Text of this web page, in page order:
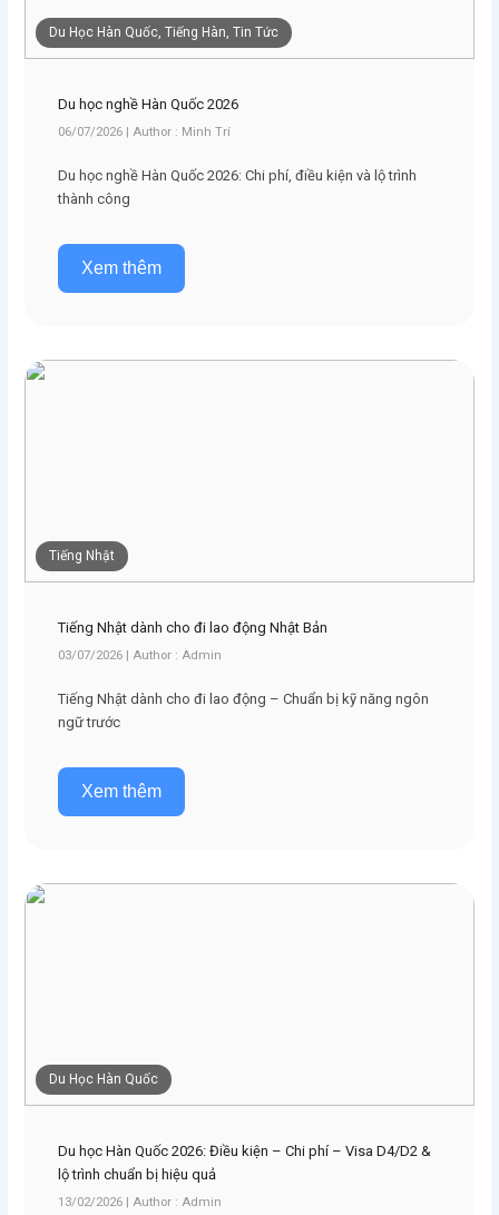
Du Học Hàn Quốc, Tiếng Hàn, Tin Tức
Du học nghề Hàn Quốc 2026
06/07/2026 | Author : Minh Trí
Du học nghề Hàn Quốc 2026: Chi phí, điều kiện và lộ trình
thành công
Xem thêm
Tiếng Nhật
Tiếng Nhật dành cho đi lao động Nhật Bản
03/07/2026 | Author : Admin
Tiếng Nhật dành cho đi lao động – Chuẩn bị kỹ năng ngôn
ngữ trước
Xem thêm
Du Học Hàn Quốc
Du học Hàn Quốc 2026: Điều kiện – Chi phí – Visa D4/D2 &
lộ trình chuẩn bị hiệu quả
13/02/2026 | Author : Admin